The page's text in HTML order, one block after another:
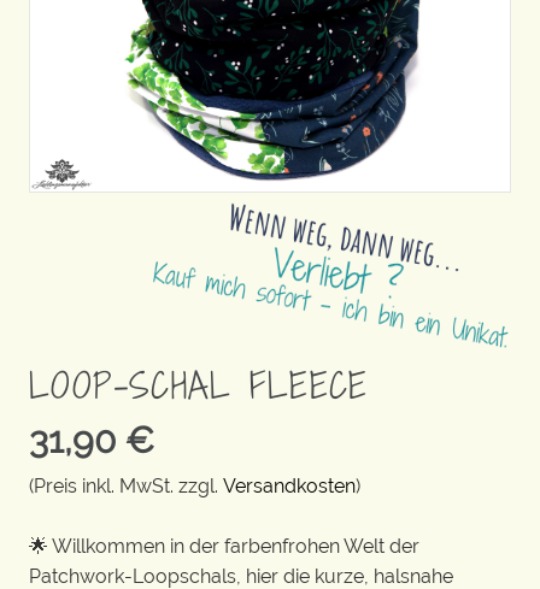
LOOP-SCHAL FLEECE
31,90 €
(Preis inkl. MwSt. zzgl. Versandkosten)
🌟 Willkommen in der farbenfrohen Welt der
Patchwork-Loopschals, hier die kurze, halsnahe